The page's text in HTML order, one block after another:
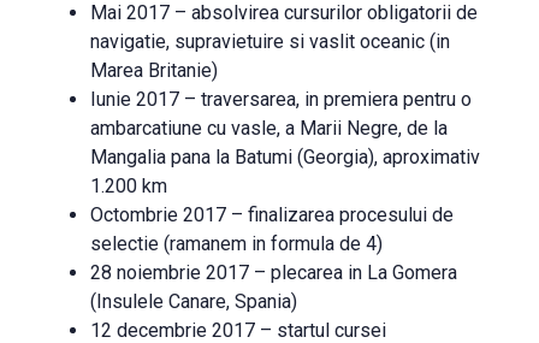
Mai 2017 – absolvirea cursurilor obligatorii de
navigatie, supravietuire si vaslit oceanic (in
Marea Britanie)
Iunie 2017 – traversarea, in premiera pentru o
ambarcatiune cu vasle, a Marii Negre, de la
Mangalia pana la Batumi (Georgia), aproximativ
1.200 km
Octombrie 2017 – finalizarea procesului de
selectie (ramanem in formula de 4)
28 noiembrie 2017 – plecarea in La Gomera
(Insulele Canare, Spania)
12 decembrie 2017 – startul cursei